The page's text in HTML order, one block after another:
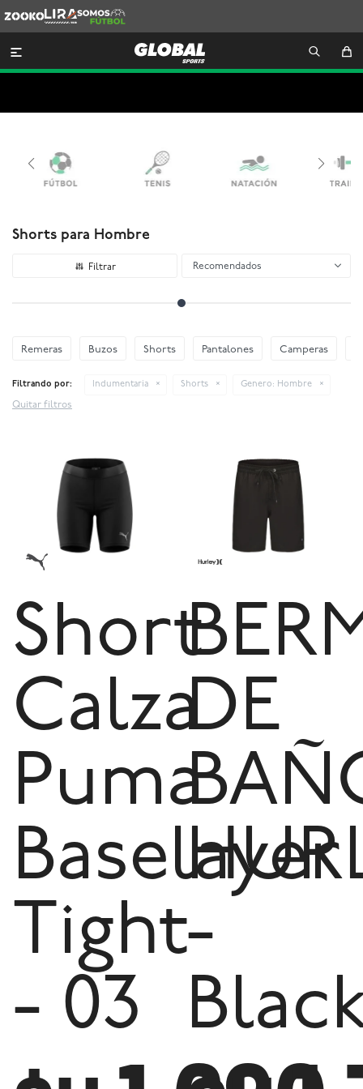
Lira
Somos
Futbol

Shorts para Hombre
Recomendados
Remeras Buzos Shorts Pantalones Camperas
Filtrando por: Indumentaria Shorts Genero: Hombre
Quitar filtros
Short
Calza
Puma
Baselayer
Tight
- 03
DE
-